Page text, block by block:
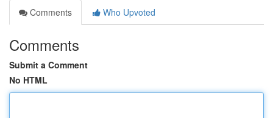
Comments
Who Upvoted
Comments
Submit a Comment
No HTML